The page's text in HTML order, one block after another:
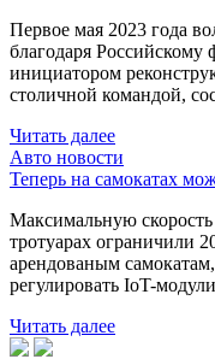
Первое мая 2023 года
благодаря Российскому
инициатором
столичной командой,
Читать далее
Авто новости
Теперь на самокатах
Максимальную
тротуарах ограничили
арендованым самокатам,
регулировать IoT-
Читать далее